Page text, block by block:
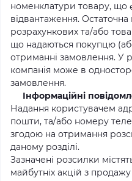
номенклатури товару, що
відвантаження. Остаточна
розрахункових та/або
що надаються покупцю
отриманні замовлення. У
компанія може в
замовлення.
Інформаційні
Надання користувачем
пошти, та/або номеру
згодою на отримання
даному розділі.
Зазначені розсилки
майбутніх акцій з